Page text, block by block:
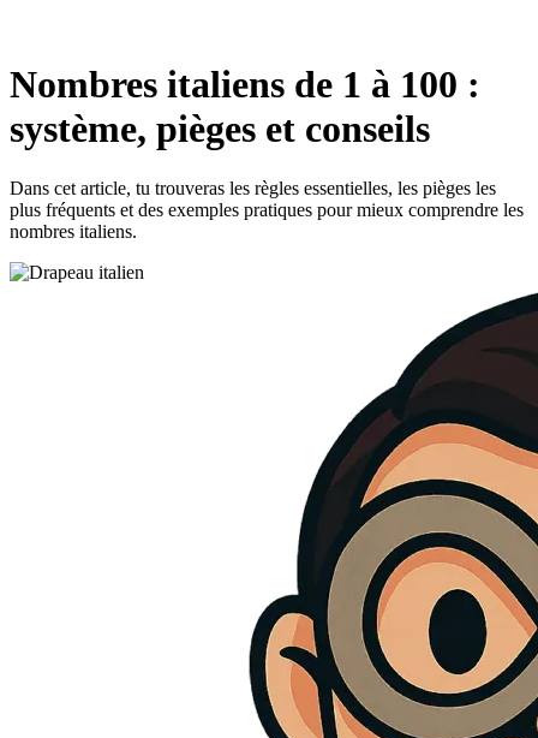
Nombres italiens de 1 à 100 :
système, pièges et conseils
Dans cet article, tu trouveras les règles essentielles, les pièges les
plus fréquents et des exemples pratiques pour mieux comprendre les
nombres italiens.